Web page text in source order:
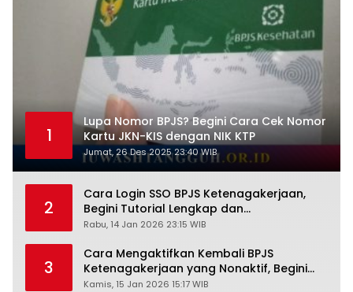
1
Lupa Nomor BPJS? Begini Cara Cek Nomor
Kartu JKN-KIS dengan NIK KTP
Jumat, 26 Des 2025 23:40 WIB
2
Cara Login SSO BPJS Ketenagakerjaan,
Begini Tutorial Lengkap dan
Pengertiannya
Rabu, 14 Jan 2026 23:15 WIB
3
Cara Mengaktifkan Kembali BPJS
Ketenagakerjaan yang Nonaktif, Begini
Panduan Lengkapnya
Kamis, 15 Jan 2026 15:17 WIB